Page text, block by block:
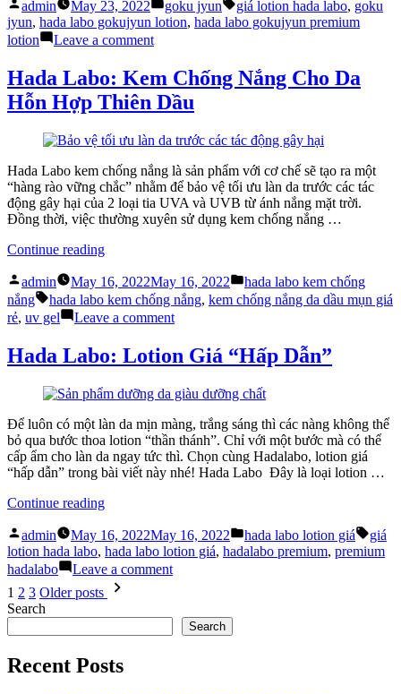
Review
chai
nước
hồng
“thần
thánh”
chăm
sóc
tối
ưu
cho
mọi
da”
Posted
by
admin May 23, 2022
Posted
in
goku jyun Tags:
giá lotion hada labo, goku
jyun, hada labo gokujyun lotion, hada labo gokujyun premium
lotion
Leave a commenton
jyun:
Review
chai
hoa
hồng
“thần
thánh”
giúp
chăm
sóc
cho
mọi
loại
da
Hada Labo: Kem Chống Nắng Cho Da
Hỗn Hợp Thiên Dầu
Hada Labo kem chống nắng là sản phẩm với cơ chế sẽ tạo ra một
“hàng rào vững chắc” nhằm để bảo vệ tối ưu làn da trước các tác
động gây hại của 2 loại tia UVA và UVB từ ánh nắng mặt trời.
Đồng thời, việc thường xuyên sử dụng kem chống nắng …
Continue reading“Hada
Kem
Chống
Nắng
Cho
Hỗn
Thiên
Posted
by
admin May 16, 2022May 16, 2022
Posted
in
hada labo kem chống
nắng
Tags:
hada labo kem chống nắng, kem chống nắng da dầu mụn giá
rẻ, uv gel Leave a commenton
Labo:
Kem
Nắng
Da
Hỗn
Hợp
Thiên
Hada Labo: Lotion Giá “Hấp Dẫn”
Để luôn có một làn da mịn màng, trắng sáng thì các nàng không thể
bỏ qua bước thoa lotion “thần thánh”. Chỉ với một bước mà có thể
cấp ẩm cho làn da ngay tức thì. Chọn cùng Hadalabo, lotion giá
“hấp dẫn” trong bài viết này nhé! Hada Labo Đây là loại lotion …
Continue reading“Hada
Lotion
Giá
“Hấp
Dẫn””
Posted
by
admin May 16, 2022May 16, 2022
Posted
in
hada labo lotion giá Tags:
giá
lotion hada labo, hada labo lotion giá, hadalabo premium, premium
hadalabo
Leave a commenton
Lotion
Giá
Posts
pagination
1 2 3 Older posts
Search
Search
Recent Posts